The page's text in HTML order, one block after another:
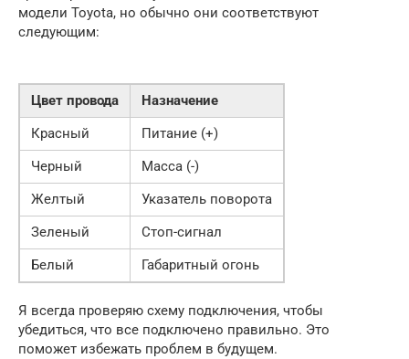
модели Toyota, но обычно они соответствуют
следующим:
Цвет провода
Назначение
Красный
Питание (+)
Черный
Масса (-)
Желтый
Указатель поворота
Зеленый
Стоп-сигнал
Белый
Габаритный огонь
Я всегда проверяю схему подключения, чтобы
убедиться, что все подключено правильно. Это
поможет избежать проблем в будущем.